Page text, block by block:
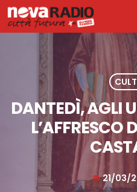
DANTEDÌ, AGLI
L’AFFRESCO
today 21/03/